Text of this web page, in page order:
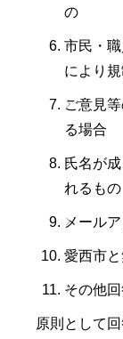
の
市民・
により
ご意見
る場合
氏名が
れるもの
メール
愛西市
その他
原則として